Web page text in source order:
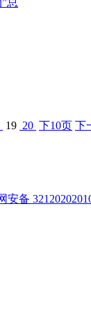
总
19 20 下10页 下
安备